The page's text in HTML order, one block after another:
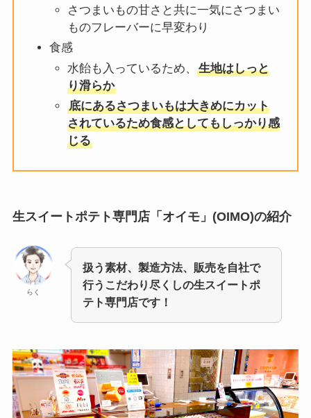
さつまいもの甘さと共に一気にさつまい
ものフレーバーに早変わり
食感
水飴も入っているため、
生地はしっと
り滑らか
底にあるさつまいもは大きめにカット
されているため食感としてもしっかり感
じる
生スイートポテト専門店「オイモ」(OIMO)の紹介
らく
扱う素材、製造方法、販売を自社で
行うこだわり尽くしの生スイートポ
テト専門店です！